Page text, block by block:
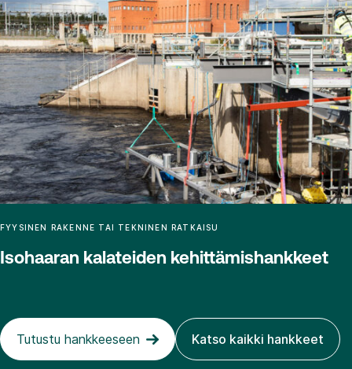
FYYSINEN RAKENNE TAI TEKNINEN RATKAISU
Isohaaran kalateiden kehittämishankkeet
Tutustu hankkeeseen Katso kaikki hankkeet